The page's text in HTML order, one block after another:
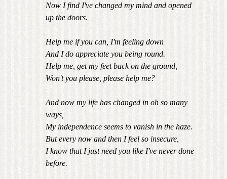
Now I find I've changed my mind and opened
up the doors.
Help me if you can, I'm feeling down
And I do appreciate you being round.
Help me, get my feet back on the ground,
Won't you please, please help me?
And now my life has changed in oh so many
ways,
My independence seems to vanish in the haze.
But every now and then I feel so insecure,
I know that I just need you like I've never done
before.